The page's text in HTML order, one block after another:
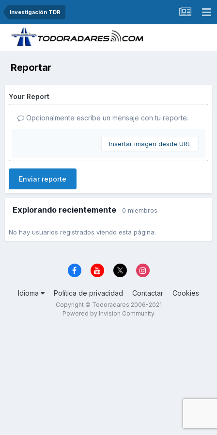
Investigación TDR
Reportar
Your Report
Opcionalmente escribe un mensaje con tu reporte.
Insertar imagen desde URL
Enviar reporte
Explorando recientemente 0 miembros
No hay usuarios registrados viendo esta página.
Idioma Política de privacidad Contactar Cookies
Copyright © Todoradares 2006-2021
Powered by Invision Community